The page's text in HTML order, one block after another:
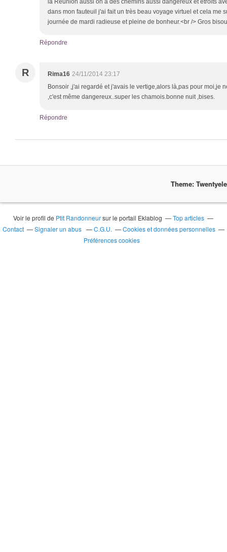
la Réunion aussi on a des chemins aussi dangereux et étroits
dans mon fauteuil j'ai fait un très beau voyage virtuel et cela me
journée de mardi radieuse et pleine de bonheur.<br /> Gros
Répondre
R Rima16 24/11/2014 23:17
Bonsoir ,j'ai regardé et j'avais le vertige,alors là,pas pour moi,je
,c'est même dangereux..super les chamois.bonne nuit ,bises.
Répondre
Theme:
Voir le profil de Ptit Randonneursur le portail Eklablog
Top articles
Contact
Signaler un abus C.G.U.
Cookies et données personnelles
Préférences cookies